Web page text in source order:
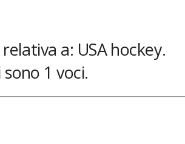
a: USA hockey.
1 voci.